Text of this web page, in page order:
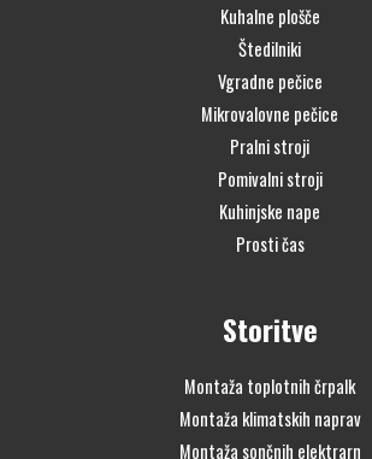
Kuhalne plošče
Štedilniki
Vgradne pečice
Mikrovalovne pečice
Pralni stroji
Pomivalni stroji
Kuhinjske nape
Prosti čas
Storitve
Montaža toplotnih črpalk
Montaža klimatskih naprav
Montaža sončnih elektrarn